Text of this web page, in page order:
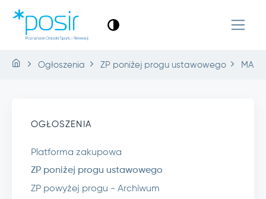
Ogłoszenia ZP poniżej progu ustawowego
OGŁOSZENIA
Platforma zakupowa
ZP poniżej progu ustawowego
ZP powyżej progu - Archiwum